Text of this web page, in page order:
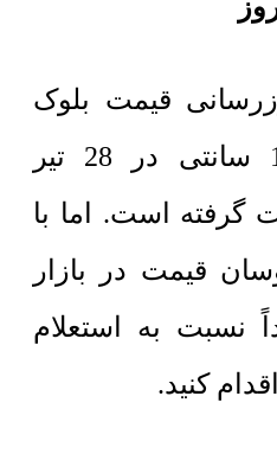
قیمت بلوک
هبلکس 10 سانتی در 28 تیر
گرفته است. اما با
قیمت در بازار
نسبت به استعلام
کنید.